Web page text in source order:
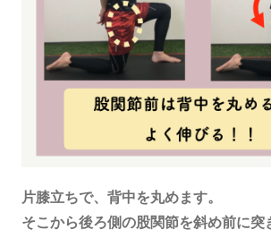
片膝立ちで、背中を丸めます。
そこから後ろ側の股関節を斜め前に突